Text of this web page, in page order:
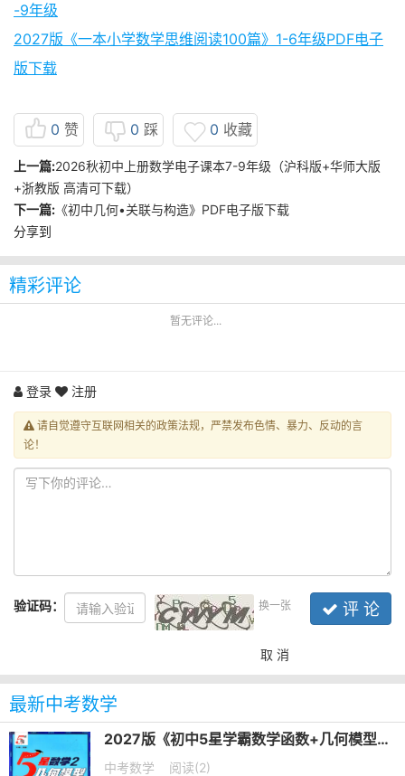
-9年级
2027版《一本小学数学思维阅读100篇》1-6年级PDF电子
版下载
0 赞 0 踩 0 收藏
上一篇:2026秋初中上册数学电子课本7-9年级（沪科版+华师大版
+浙教版 高清可下载）
下一篇: 《初中几何•关联与构造》PDF电子版下载
分享到
精彩评论
暂无评论...
登录 注册
请自觉遵守互联网相关的政策法规，严禁发布色情、暴力、反动的言
论！
验证码： 换一张 评 论
取 消
最新中考数学
2027版《初中5星学霸数学函数+几何模型》PDF电子版下载
中考数学 阅读(2)